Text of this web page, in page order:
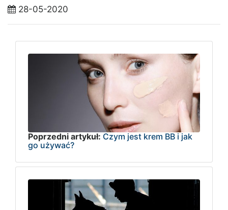
28-05-2020
Poprzedni artykuł: Czym jest krem BB i jak
go używać?